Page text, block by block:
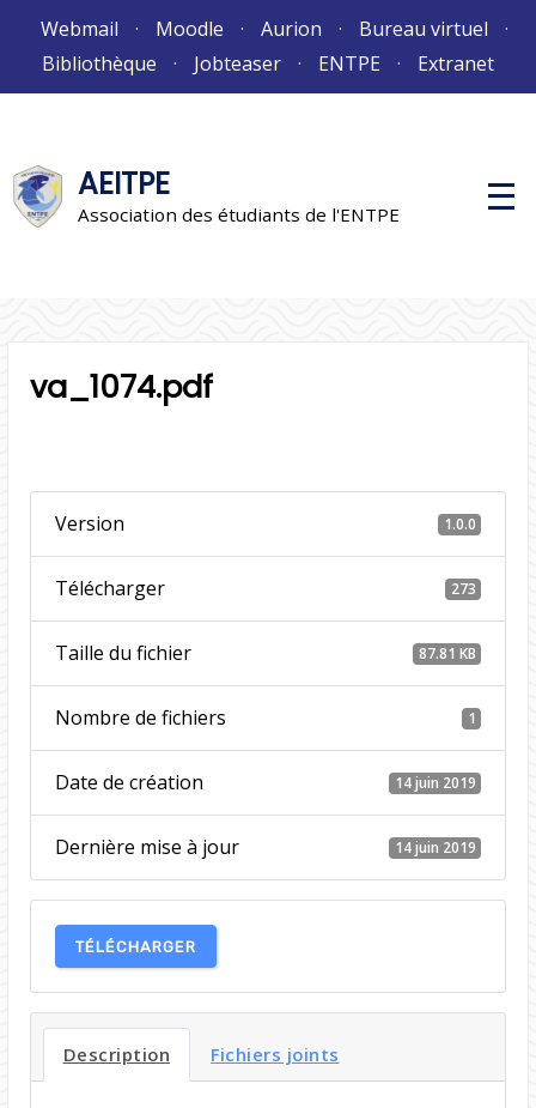
Webmail Moodle Aurion
Bureau virtuel
Bibliothèque
Jobteaser ENTPE Extranet
AEITPE
Association des étudiants de l'ENTPE
M
e
va_1074.pdf
Version 1.0.0
Télécharger 273
Taille du fichier 87.81 KB
Nombre de fichiers 1
Date de création 14 juin 2019
Dernière mise à jour 14 juin 2019
TÉLÉCHARGER
Description Fichiers joints